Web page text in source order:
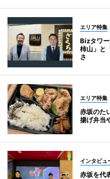
エリア特集
Bizタワ
柿山」と
さ
エリア特集
赤坂のた
揚げ弁当
インタビュ
赤坂を代